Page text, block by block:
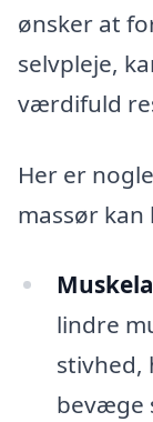
ønsker at
selvpleje,
værdifuld
Her er
massør
lindre
stivhed,
bevæge